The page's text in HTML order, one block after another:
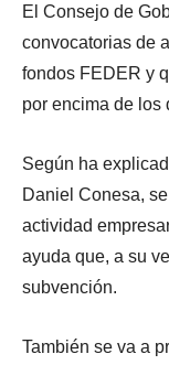
El Consejo de
convocatorias de
fondos FEDER y
por encima de los
Según ha
Daniel Conesa,
actividad
ayuda que, a su
subvención.
También se va a